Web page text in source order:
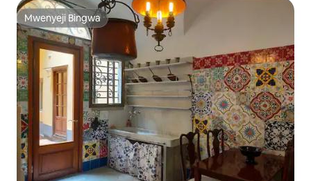
Mwenyeji Bingwa
Mwenyeji Bingwa